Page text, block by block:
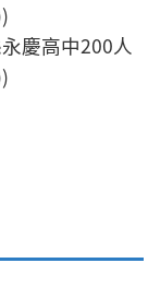
慶高中200人